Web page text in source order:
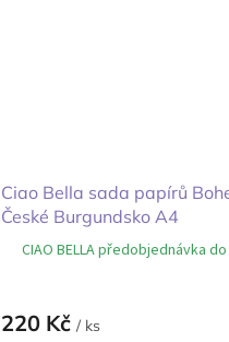
Ciao Bella sada papírů
České Burgundsko A4
CIAO BELLA předobjednávka
220 Kč / ks